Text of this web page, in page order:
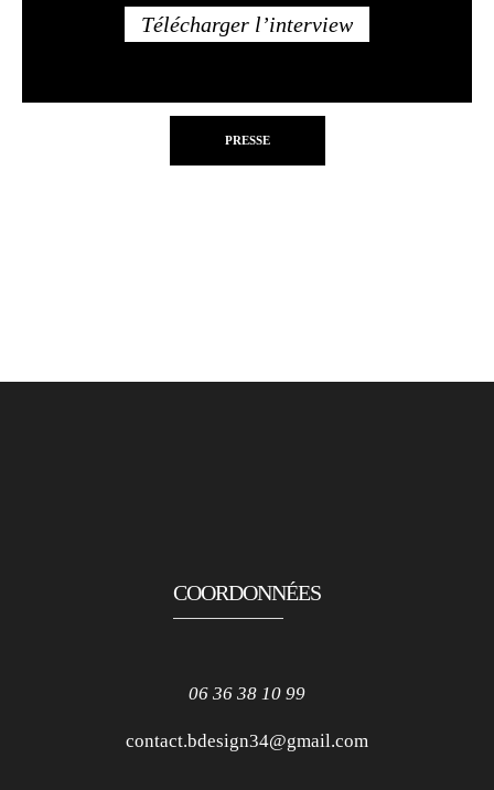
Télécharger l’interview
PRESSE
COORDONNÉES
06 36 38 10 99
contact.bdesign34@gmail.com